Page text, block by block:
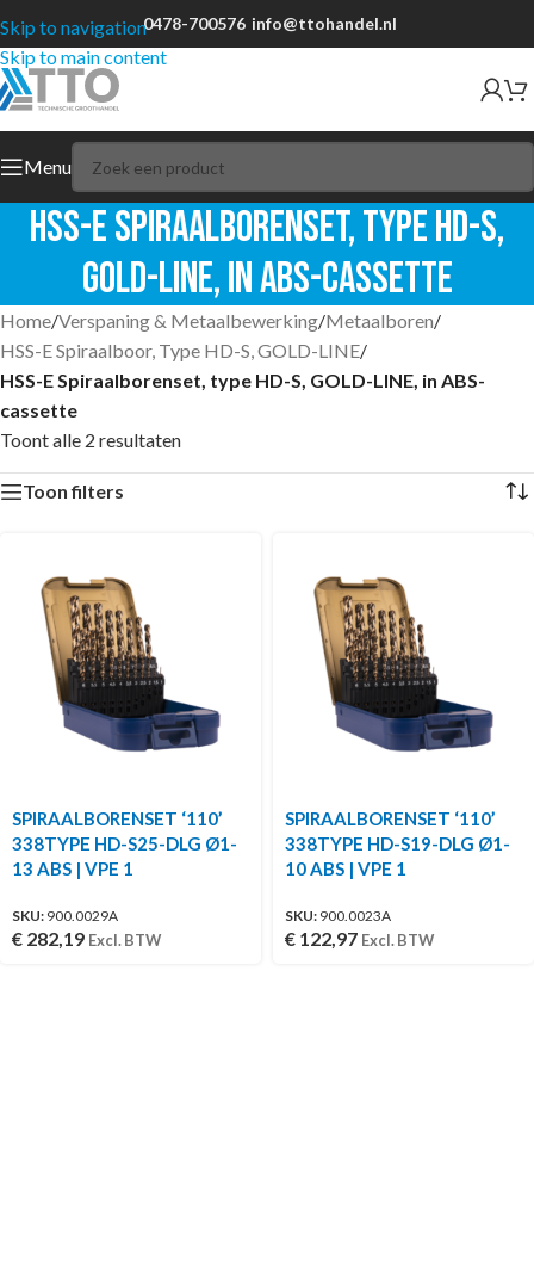
Skip to navigation
Skip to main content
0478-700576 info@ttohandel.nl
Menu
HSS-E Spiraalborenset, type HD-S,
GOLD-LINE, in ABS-cassette
Home/Verspaning & Metaalbewerking/Metaalboren/
HSS-E Spiraalboor, Type HD-S, GOLD-LINE/
HSS-E Spiraalborenset, type HD-S, GOLD-LINE, in ABS-
cassette
Toont alle 2 resultaten
Toon filters
SPIRAALBORENSET ‘110’
338TYPE HD-S25-DLG Ø1-
13 ABS | VPE 1
SKU: 900.0029A
€ 282,19 Excl. BTW
SPIRAALBORENSET ‘110’
338TYPE HD-S19-DLG Ø1-
10 ABS | VPE 1
SKU: 900.0023A
€ 122,97 Excl. BTW